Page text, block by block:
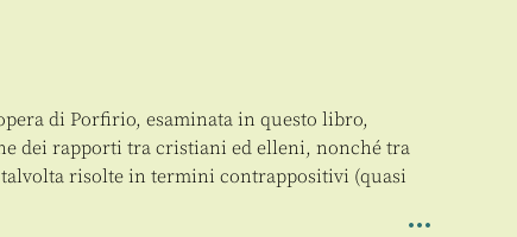
di Porfirio, esaminata in questo libro,
dei rapporti tra cristiani ed elleni, nonché tra
risolte in termini contrappositivi (quasi